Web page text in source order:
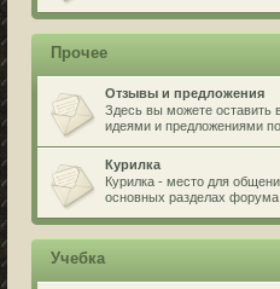
Прочее
Отзывы и предложения
Здесь вы можете оставить
идеями и предложениями
Курилка
Курилка - место для
основных разделах форума.
Учебка